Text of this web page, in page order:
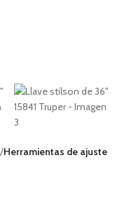
Herramientas de ajuste